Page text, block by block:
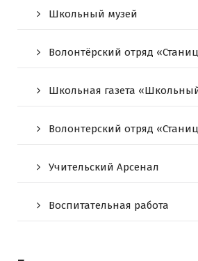
Школьный музей
Волонтёрский отряд
Школьная газета
Волонтерский отряд
Учительский Арсенал
Воспитательная работа